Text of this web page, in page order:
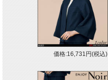
価格:16,731円(税込)